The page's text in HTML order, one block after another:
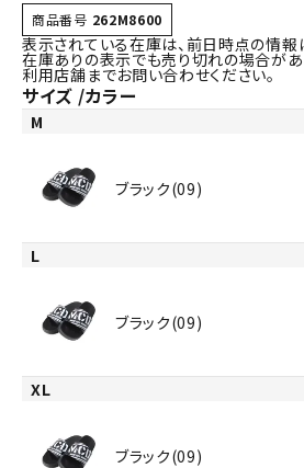
商品番号 262M8600
表示されている在庫は、前日時点の情報
在庫ありの表示でも売り切れの場合があ
利用店舗までお問い合わせください。
サイズ カラー
M
ブラック(09)
L
ブラック(09)
XL
ブラック(09)